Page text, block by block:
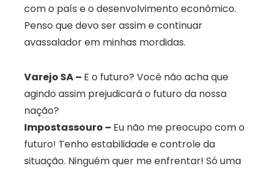
com o país e o desenvolvimento econômico.
Penso que devo ser assim e continuar
avassalador em minhas mordidas.
Varejo SA – E o futuro? Você não acha que
agindo assim prejudicará o futuro da nossa
nação?
Impostassouro – Eu não me preocupo com o
futuro! Tenho estabilidade e controle da
situação. Ninguém quer me enfrentar! Só uma